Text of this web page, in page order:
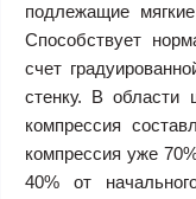
подлежащие
Способствует
счет
стенку. В области
компрессия
компрессия уже
40% от